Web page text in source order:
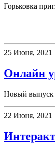
Горьковка
25 Июня, 2021
Онлайн
Новый выпуск
22 Июня, 2021